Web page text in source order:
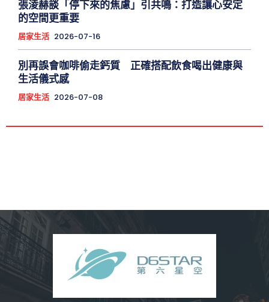
張淩赫談「停下來的焦慮」引共鳴：打造讓心安定
的空間更重要
居家生活 2026-07-16
別再誤會咖啡偷走鈣質 正確搭配飲食喝出健康與
生活儀式感
居家生活 2026-07-08